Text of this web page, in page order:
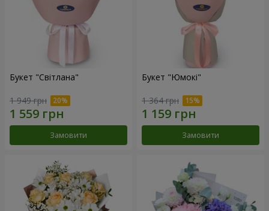
Букет "Світлана"
1 949 грн
Замовити
Букет "Юмокі"
1 364 грн
Замовити